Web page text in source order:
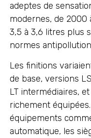
adeptes de
modernes, de 2000
3,5 à 3,6 litres plus
normes
Les finitions
de base, versions
LT intermédiaires,
richement
équipements
automatique, les